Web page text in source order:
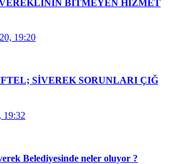
BİTMEYEN HİZMET
19:20
SİVEREK SORUNLARI ÇIĞ
19:32
Belediyesinde neler oluyor ?